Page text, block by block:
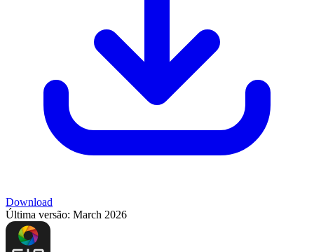
Download
Última versão: March 2026